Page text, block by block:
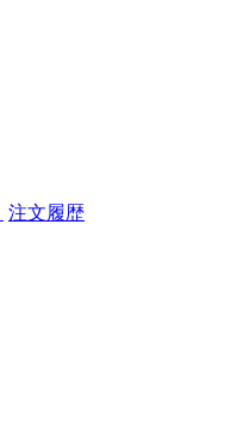
注文履歴